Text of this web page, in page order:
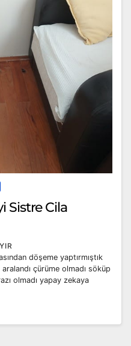
Sistre Cila
döşeme yaptırmıştık
çürüme olmadı söküp
olmadı yapay zekaya